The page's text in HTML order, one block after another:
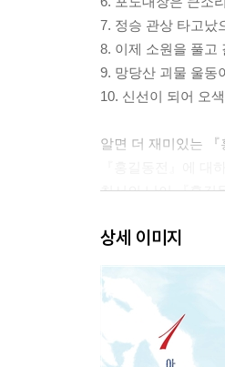
7. 정승 관상 타고났
8. 이제 소원을 풀고
9. 망당산 괴물 울동
10. 신선이 되어 오
알면 더 재미있는
칠서의 난이 『홍길
조선 시대 이름난 서
상세 이미지